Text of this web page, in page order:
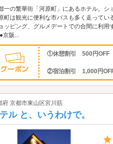
一の繁華街「河原町」にあるホテル。シ
町は観光に便利な市バスも多く走って
ッピング、グルメデートでの合間に利
京阪...
①休憩割引 500円OFF（
②宿泊割引 1,000円OFF
府 京都市東山区宮川筋
ル と、いうわけで。